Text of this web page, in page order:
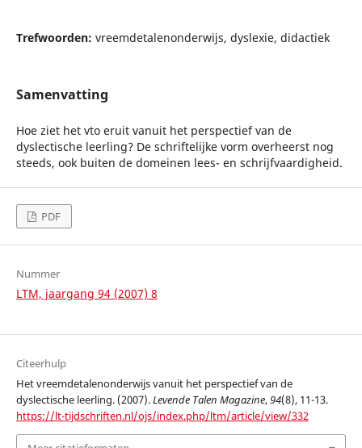
Trefwoorden: vreemdetalenonderwijs, dyslexie, didactiek
Samenvatting
Hoe ziet het vto eruit vanuit het perspectief van de
dyslectische leerling? De schriftelijke vorm overheerst nog
steeds, ook buiten de domeinen lees- en schrijfvaardigheid.
PDF
Nummer
LTM, jaargang 94 (2007) 8
Citeerhulp
Het vreemdetalenonderwijs vanuit het perspectief van de
dyslectische leerling. (2007).Levende Talen Magazine,94(8), 11-13.
https://lt-tijdschriften.nl/ojs/index.php/ltm/article/view/332